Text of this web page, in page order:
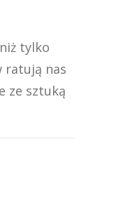
tylko
ratują nas
ze sztuką